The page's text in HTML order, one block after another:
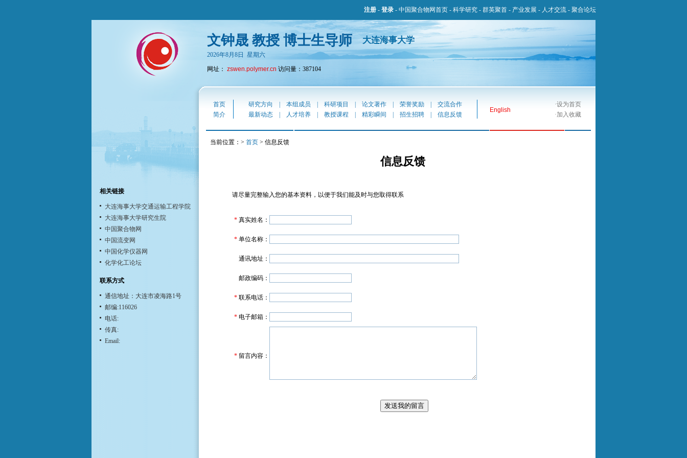
注册 - 登录 - 中国聚合物网首页 - 科学研究 - 群英聚首 - 产业发展 - 人才交流 - 聚合论坛
文钟晟 教授 博士生导师 大连海事大学
2026年8月8日 星期六
网址： zswen.polymer.cn 访问量：387104
相关链接
大连海事大学交通运输工程学院
大连海事大学研究生院
中国聚合物网
中国流变网
中国化学仪器网
化学化工论坛
联系方式
通信地址：大连市凌海路1号
邮编:116026
电话:
传真:
Email:
首页 研究方向 本组成员 科研项目 论文著作 荣誉奖励 交流合作
English
·设为首页
简介
最新动态 人才培养 教授课程 精彩瞬间 招生招聘 信息反馈 ·加入收藏
当前位置：> 首页 > 信息反馈
信息反馈
请尽量完整输入您的基本资料，以便于我们能及时与您取得联系
* 真实姓名：
* 单位名称：
通讯地址：
邮政编码：
* 联系电话：
* 电子邮箱：
* 留言内容：